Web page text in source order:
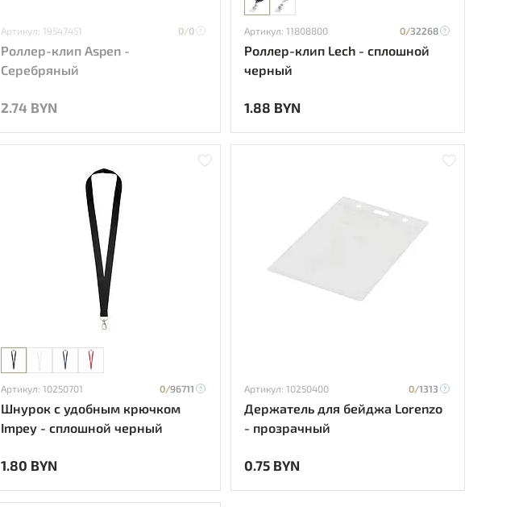
Артикул: 19547451 0/0
Роллер-клип Aspen -
Серебряный
2.74 BYN
Артикул: 11808800 0/32268
Роллер-клип Lech - сплошной
черный
1.88 BYN
Артикул: 10250701 0/96711
Шнурок с удобным крючком
Impey - сплошной черный
1.80 BYN
Артикул: 10250400 0/1313
Держатель для бейджа Lorenzo
- прозрачный
0.75 BYN